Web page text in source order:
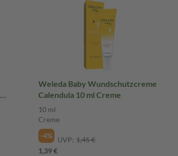
Weleda Baby Wundschutzcreme
Calendula 10 ml Creme
10 ml
Creme
-4%
UVP: 1,45 €
1,39 €